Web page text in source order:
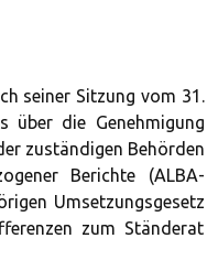
seiner Sitzung vom 31.
über die Genehmigung
zuständigen Behörden
Berichte (ALBA-
Umsetzungsgesetz
zum Ständerat